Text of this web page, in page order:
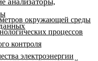
окружающей среды
процессов
контроля
электроэнергии